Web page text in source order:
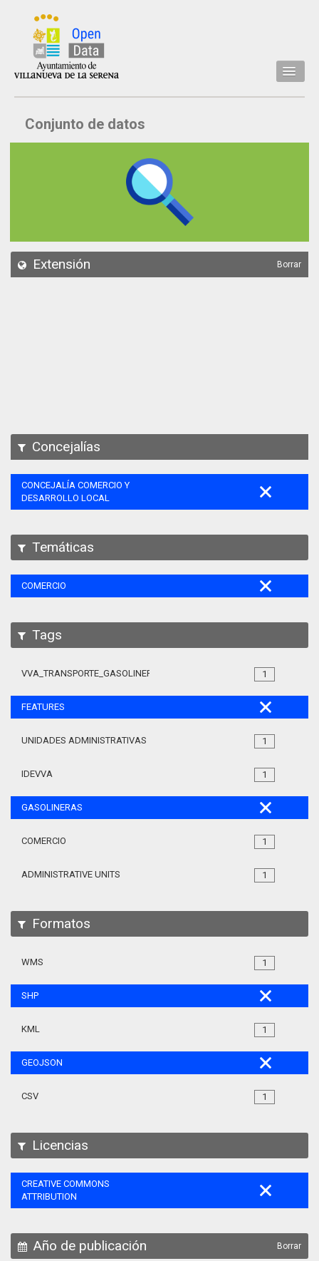
Inicio
Datos
API
Conjunto de datos
Extensión Borrar
Concejalías
CONCEJALÍA COMERCIO Y
DESARROLLO LOCAL
Temáticas
COMERCIO
Tags
1
VVA_TRANSPORTE_GASOLINERAS_105
FEATURES
1
UNIDADES ADMINISTRATIVAS
1
IDEVVA
GASOLINERAS
1
COMERCIO
1
ADMINISTRATIVE UNITS
Formatos
1
WMS
SHP
1
KML
GEOJSON
1
CSV
Licencias
CREATIVE COMMONS
ATTRIBUTION
Año de publicación Borrar